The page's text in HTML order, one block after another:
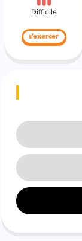
Difficile
s'exercer